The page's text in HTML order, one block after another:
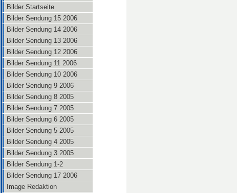
Bilder Startseite
Bilder Sendung 15 2006
Bilder Sendung 14 2006
Bilder Sendung 13 2006
Bilder Sendung 12 2006
Bilder Sendung 11 2006
Bilder Sendung 10 2006
Bilder Sendung 9 2006
Bilder Sendung 8 2005
Bilder Sendung 7 2005
Bilder Sendung 6 2005
Bilder Sendung 5 2005
Bilder Sendung 4 2005
Bilder Sendung 3 2005
Bilder Sendung 1-2
Bilder Sendung 17 2006
Image Redaktion